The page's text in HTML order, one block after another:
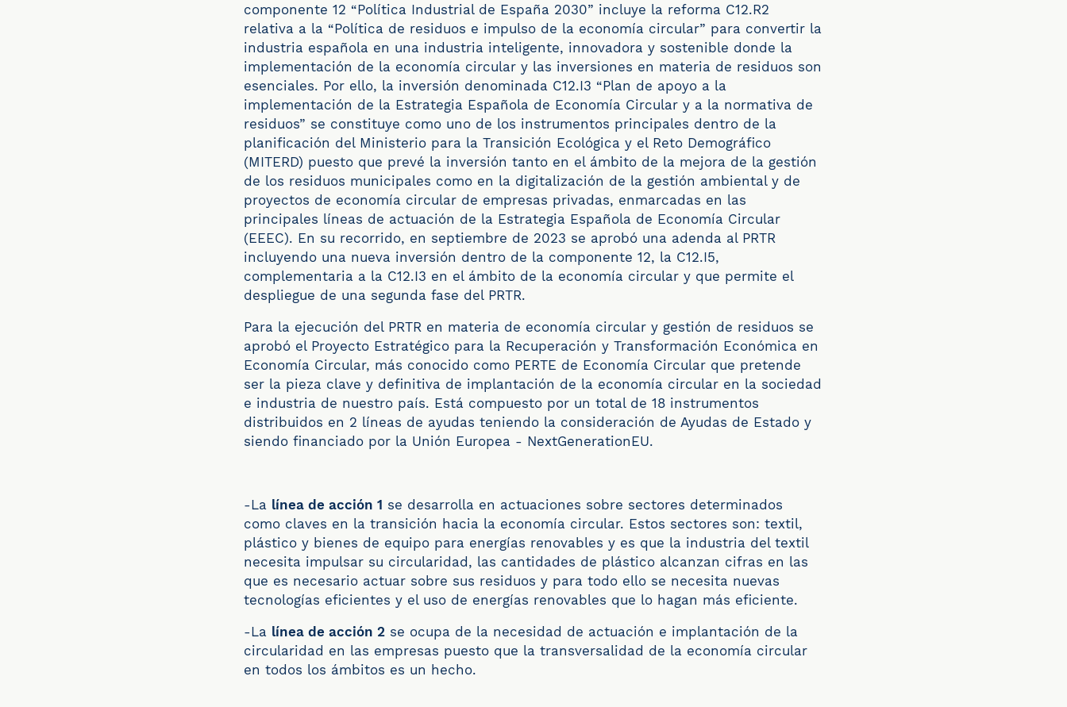
componente 12 “Política Industrial de España 2030” incluye la reforma C12.R2
relativa a la “Política de residuos e impulso de la economía circular” para convertir la
industria española en una industria inteligente, innovadora y sostenible donde la
implementación de la economía circular y las inversiones en materia de residuos son
esenciales. Por ello, la inversión denominada C12.I3 “Plan de apoyo a la
implementación de la Estrategia Española de Economía Circular y a la normativa de
residuos” se constituye como uno de los instrumentos principales dentro de la
planificación del Ministerio para la Transición Ecológica y el Reto Demográfico
(MITERD) puesto que prevé la inversión tanto en el ámbito de la mejora de la gestión
de los residuos municipales como en la digitalización de la gestión ambiental y de
proyectos de economía circular de empresas privadas, enmarcadas en las
principales líneas de actuación de la Estrategia Española de Economía Circular
(EEEC). En su recorrido, en septiembre de 2023 se aprobó una adenda al PRTR
incluyendo una nueva inversión dentro de la componente 12, la C12.I5,
complementaria a la C12.I3 en el ámbito de la economía circular y que permite el
despliegue de una segunda fase del PRTR.
Para la ejecución del PRTR en materia de economía circular y gestión de residuos se
aprobó el Proyecto Estratégico para la Recuperación y Transformación Económica en
Economía Circular, más conocido como PERTE de Economía Circular que pretende
ser la pieza clave y definitiva de implantación de la economía circular en la sociedad
e industria de nuestro país. Está compuesto por un total de 18 instrumentos
distribuidos en 2 líneas de ayudas teniendo la consideración de Ayudas de Estado y
siendo financiado por la Unión Europea - NextGenerationEU.
-La línea de acción 1 se desarrolla en actuaciones sobre sectores determinados
como claves en la transición hacia la economía circular. Estos sectores son: textil,
plástico y bienes de equipo para energías renovables y es que la industria del textil
necesita impulsar su circularidad, las cantidades de plástico alcanzan cifras en las
que es necesario actuar sobre sus residuos y para todo ello se necesita nuevas
tecnologías eficientes y el uso de energías renovables que lo hagan más eficiente.
-La línea de acción 2 se ocupa de la necesidad de actuación e implantación de la
circularidad en las empresas puesto que la transversalidad de la economía circular
en todos los ámbitos es un hecho.